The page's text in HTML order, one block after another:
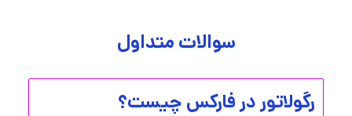
سوالات متداول
رگولاتور در فارکس چیست؟